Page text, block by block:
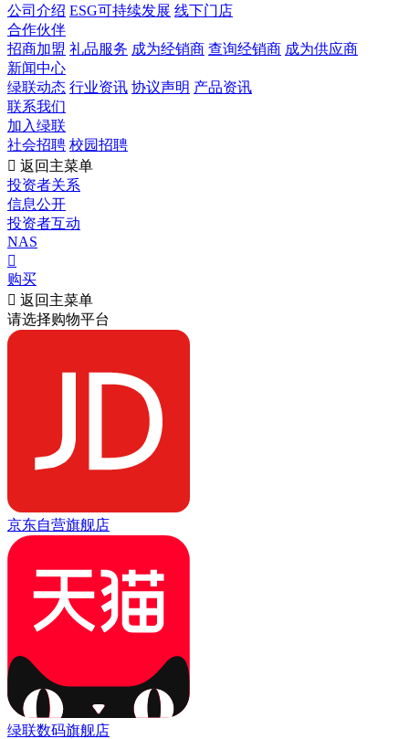
公司介绍 ESG可持续发展 线下门店
合作伙伴
招商加盟 礼品服务 成为经销商 查询经销商 成为供应商
新闻中心
绿联动态 行业资讯 协议声明 产品资讯
联系我们
加入绿联
社会招聘 校园招聘
 返回主菜单
投资者关系
信息公开
投资者互动
NAS

购买
 返回主菜单
请选择购物平台
京东自营旗舰店
绿联数码旗舰店